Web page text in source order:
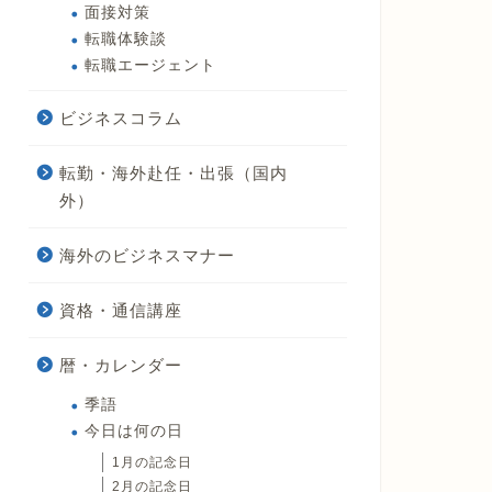
面接対策
転職体験談
転職エージェント
ビジネスコラム
転勤・海外赴任・出張（国内
外）
海外のビジネスマナー
資格・通信講座
暦・カレンダー
季語
今日は何の日
1月の記念日
2月の記念日